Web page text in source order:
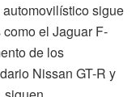
sigue
el Jaguar F-
de los
Nissan GT-R y